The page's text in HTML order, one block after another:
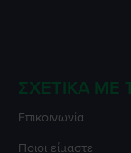
ΣΧΕΤΙΚΆ ΜΕ
Επικοινωνία
Ποιοι είμαστε